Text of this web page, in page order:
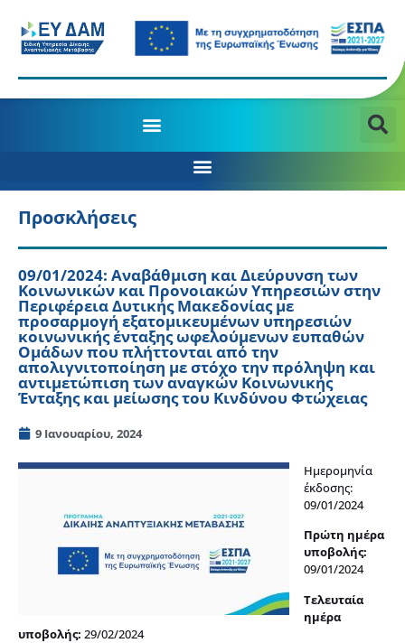
Προσκλήσεις
09/01/2024: Αναβάθμιση και Διεύρυνση των
Κοινωνικών και Προνοιακών Υπηρεσιών στην
Περιφέρεια Δυτικής Μακεδονίας με
προσαρμογή εξατομικευμένων υπηρεσιών
κοινωνικής ένταξης ωφελούμενων ευπαθών
Ομάδων που πλήττονται από την
απολιγνιτοποίηση με στόχο την πρόληψη και
αντιμετώπιση των αναγκών Κοινωνικής
Ένταξης και μείωσης του Κινδύνου Φτώχειας
9 Ιανουαρίου, 2024
Ημερομηνία
έκδοσης:
09/01/2024
Πρώτη ημέρα
υποβολής:
09/01/2024
Τελευταία
ημέρα
υποβολής: 29/02/2024